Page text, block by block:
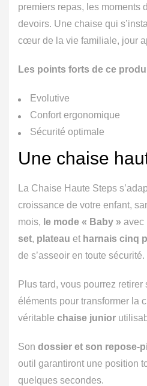
premiers repas, les moments
devoirs. Une chaise qui
cœur de la vie familiale, jour
Les points forts de ce
Evolutive
Confort ergonomique
Sécurité optimale
Une chaise
La Chaise Haute Steps
croissance de votre enfant,
mois, le mode « Baby » avec
set, plateau et harnais cinq
de s’asseoir en toute sécurité.
Plus tard, vous pourrez retirer
éléments pour transformer la
véritable chaise junior
Son dossier et son repose-
outil garantiront une position
quelques secondes.